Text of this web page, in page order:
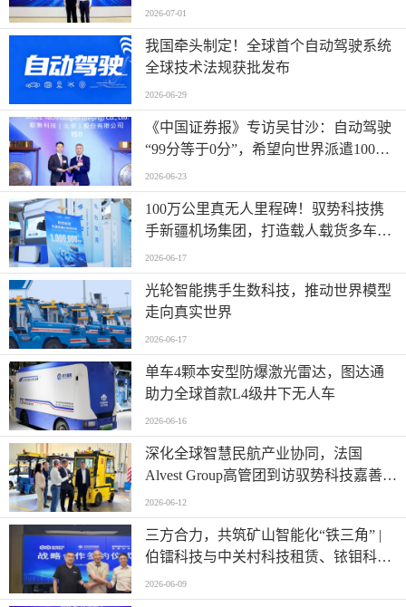
钟
2026-07-01
我国牵头制定！全球首个自动驾驶系统
全球技术法规获批发布
2026-06-29
《中国证券报》专访吴甘沙：自动驾驶
“99分等于0分”，希望向世界派遣100万
名AI司机
2026-06-23
100万公里真无人里程碑！驭势科技携
手新疆机场集团，打造载人载货多车型
全场景运营标杆
2026-06-17
光轮智能携手生数科技，推动世界模型
走向真实世界
2026-06-17
单车4颗本安型防爆激光雷达，图达通
助力全球首款L4级井下无人车
2026-06-16
深化全球智慧民航产业协同，法国
Alvest Group高管团到访驭势科技嘉善研
发测试和应用创新中心
2026-06-12
三方合力，共筑矿山智能化“铁三角” |
伯镭科技与中关村科技租赁、铱钼科技
正式签署三方战略合作协议
2026-06-09